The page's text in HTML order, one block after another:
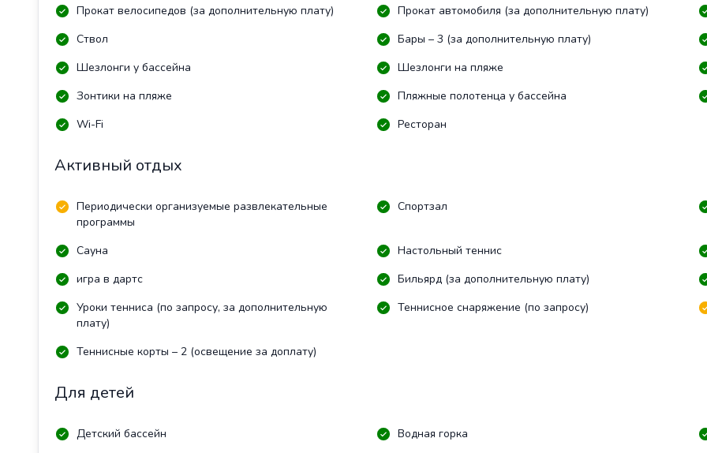
Прокат велосипедов (за дополнительную плату)
Прокат автомобиля (за дополнительную плату)
Ствол
Бары – 3 (за дополнительную плату)
Шезлонги у бассейна
Шезлонги на пляже
Зонтики на пляже
Пляжные полотенца у бассейна
Wi-Fi
Ресторан
Активный отдых
Периодически организуемые развлекательные
программы
Спортзал
Сауна Настольный теннис
игра в дартс
Бильярд (за дополнительную плату)
Уроки тенниса (по запросу, за дополнительную
плату)
Теннисное снаряжение (по запросу)
Теннисные корты – 2 (освещение за доплату)
Для детей
Детский бассейн Водная горка